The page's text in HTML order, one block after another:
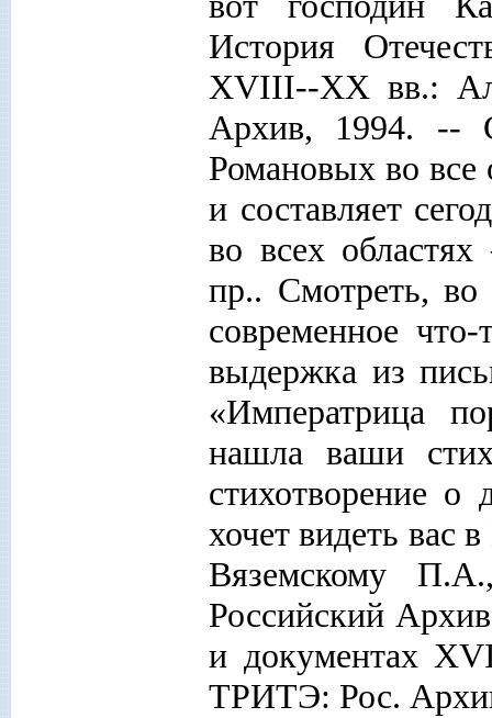
История
XVIII--XX вв.:
Архив, 1994. --
Романовых во все
и составляет
во всех
пр.. Смотреть, во
современное
выдержка из
«Императрица
нашла ваши
стихотворение о
хочет видеть
Вяземскому
Российский
и документах
ТРИТЭ: Рос.